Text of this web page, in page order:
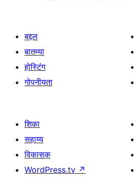
बद्दल
बातम्या
होस्टिंग
गोपनीयता
शिका
सहाय्य
विकासक
WordPress.tv ↗